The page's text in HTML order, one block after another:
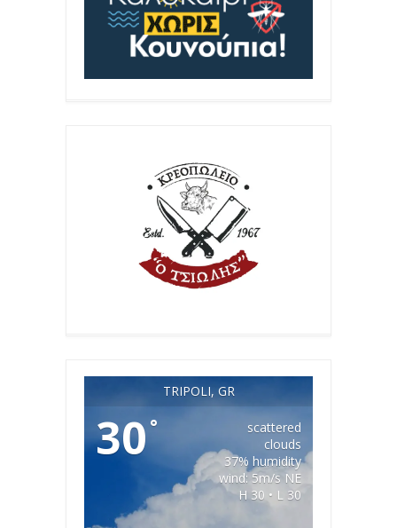
TRIPOLI, GR
30°
scattered
clouds
37% humidity
wind: 5m/s NE
H 30 • L 30